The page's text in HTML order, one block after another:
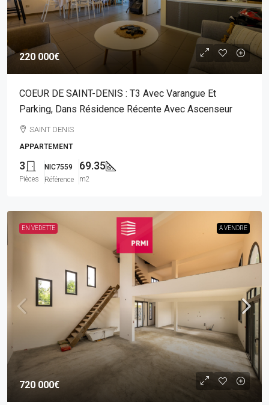
220 000€
COEUR DE SAINT-DENIS : T3 Avec Varangue Et
Parking, Dans Résidence Récente Avec Ascenseur
SAINT DENIS
APPARTEMENT
3
Pièces
NIC7559
Référence
69.35
m2
EN VEDETTE A VENDRE
720 000€